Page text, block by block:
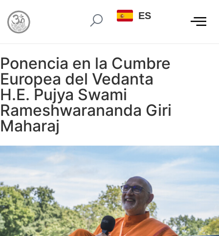
ES
Ponencia en la Cumbre
Europea del Vedanta
H.E. Pujya Swami
Rameshwarananda Giri
Maharaj